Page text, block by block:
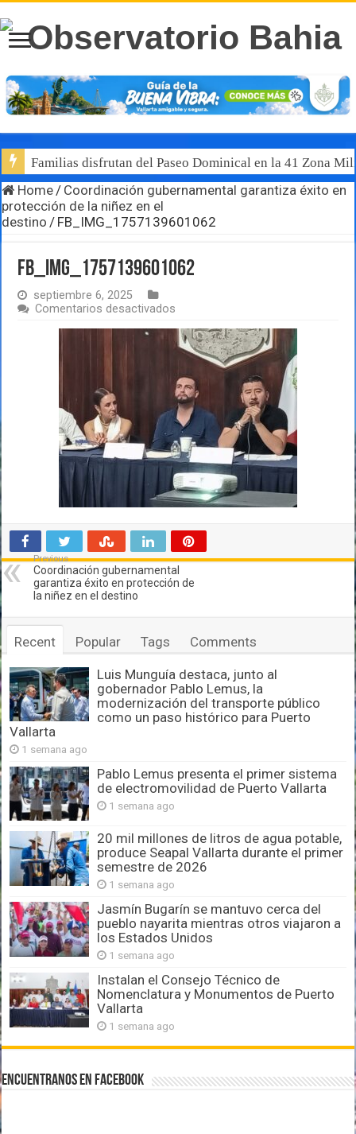
Familias disfrutan del Paseo Dominical en la 41 Zona
Home/ Coordinación gubernamental garantiza éxito en
protección de la niñez en el
destino / FB_IMG_1757139601062
FB_IMG_1757139601062
septiembre 6, 2025
Comentarios desactivados
Previous
Coordinación gubernamental
garantiza éxito en protección de
la niñez en el destino
Recent Popular Tags Comments
Luis Munguía destaca, junto al
gobernador Pablo Lemus, la
modernización del transporte público
como un paso histórico para Puerto
Vallarta
1 semana ago
Pablo Lemus presenta el primer sistema
de electromovilidad de Puerto Vallarta
1 semana ago
20 mil millones de litros de agua potable,
produce Seapal Vallarta durante el primer
semestre de 2026
1 semana ago
Jasmín Bugarín se mantuvo cerca del
pueblo nayarita mientras otros viajaron a
los Estados Unidos
1 semana ago
Instalan el Consejo Técnico de
Nomenclatura y Monumentos de Puerto
Vallarta
1 semana ago
Encuentranos en Facebook